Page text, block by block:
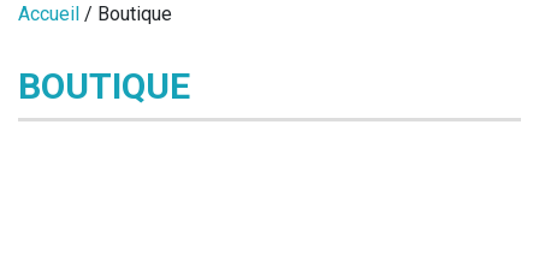
Passer au contenu
Accueil / Boutique
BOUTIQUE